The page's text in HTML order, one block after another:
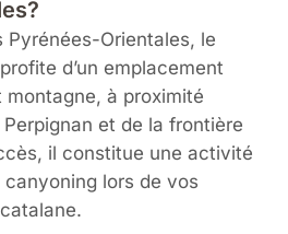
Pyrénées-Orientales, le
d’un emplacement
à proximité
Perpignan et de la frontière
il constitue une activité
lors de vos